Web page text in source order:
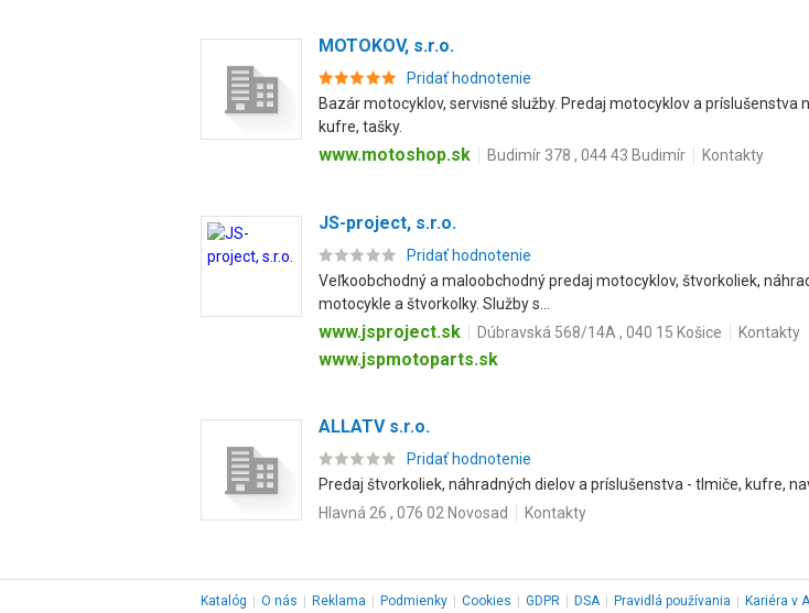
MOTOKOV, s.r.o.
Pridať hodnotenie
Bazár motocyklov, servisné služby. Predaj motocyklov a príslušenstva
kufre, tašky.
www.motoshop.sk Budimír 378 , 044 43 Budimír Kontakty
JS-project, s.r.o.
Pridať hodnotenie
Veľkoobchodný a maloobchodný predaj motocyklov, štvorkoliek,
motocykle a štvorkolky. Služby s...
www.jsproject.sk Dúbravská 568/14A , 040 15 Košice Kontakty
www.jspmotoparts.sk
ALLATV s.r.o.
Pridať hodnotenie
Predaj štvorkoliek, náhradných dielov a príslušenstva - tlmiče, kufre,
Hlavná 26 , 076 02 Novosad
Kontakty
Katalóg O nás Reklama Podmienky Cookies GDPR DSA Pravidlá používania Kariéra v